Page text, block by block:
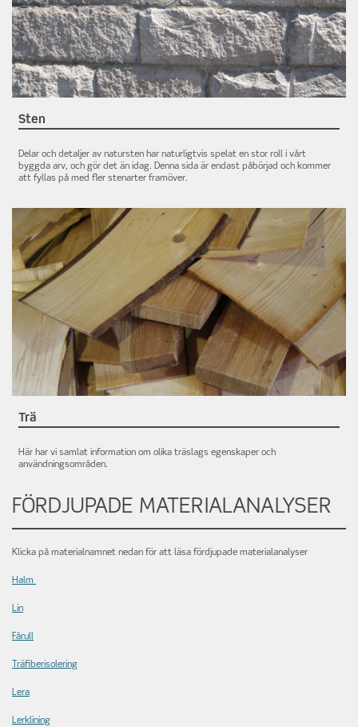
Sten
Delar och detaljer av natursten har naturligtvis spelat en stor roll i vårt
byggda arv, och gör det än idag. Denna sida är endast påbörjad och kommer
att fyllas på med fler stenarter framöver.
Trä
Här har vi samlat information om olika träslags egenskaper och
användningsområden.
FÖRDJUPADE MATERIALANALYSER
Klicka på materialnamnet nedan för att läsa fördjupade materialanalyser
Halm
Lin
Fårull
Träfiberisolering
Lera
Lerklining